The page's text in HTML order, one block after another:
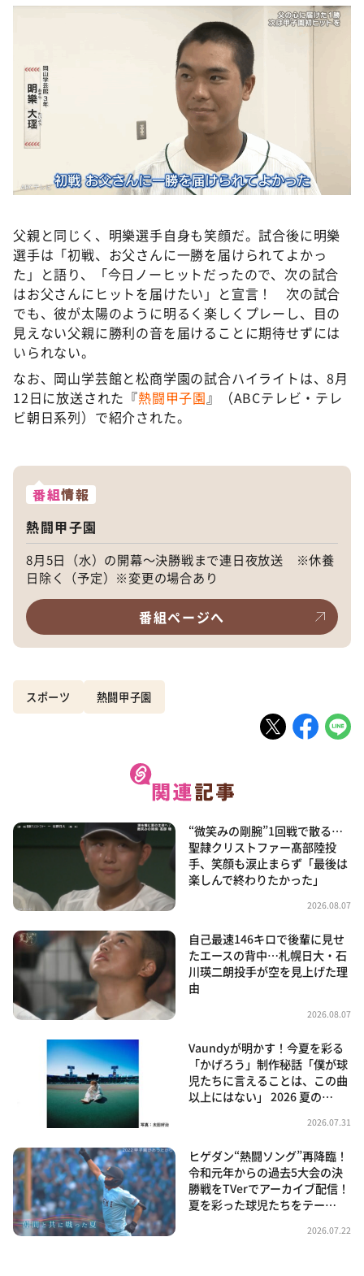
父親と同じく、明樂選手自身も笑顔だ。試合後に明樂
選手は「初戦、お父さんに一勝を届けられてよかっ
た」と語り、「今日ノーヒットだったので、次の試合
はお父さんにヒットを届けたい」と宣言！ 次の試合
でも、彼が太陽のように明るく楽しくプレーし、目の
見えない父親に勝利の音を届けることに期待せずには
いられない。
なお、岡山学芸館と松商学園の試合ハイライトは、8月
12日に放送された『熱闘甲子園』（ABCテレビ・テレ
ビ朝日系列）で紹介された。
番組情報
熱闘甲子園
8月5日（水）の開幕〜決勝戦まで連日夜放送 ※休養
日除く（予定）※変更の場合あり
番組ページへ
スポーツ 熱闘甲子園
“微笑みの剛腕”1回戦で散る…
聖隷クリストファー髙部陸投
手、笑顔も涙止まらず「最後は
楽しんで終わりたかった」
2026.08.07
自己最速146キロで後輩に見せ
たエースの背中…札幌日大・石
川瑛二朗投手が空を見上げた理
由
2026.08.07
Vaundyが明かす！今夏を彩る
「かげろう」制作秘話「僕が球
児たちに言えることは、この曲
以上にはない」 2026 夏の…
2026.07.31
ヒゲダン“熱闘ソング”再降臨！
令和元年からの過去5大会の決
勝戦をTVerでアーカイブ配信！
夏を彩った球児たちをテー…
2026.07.22